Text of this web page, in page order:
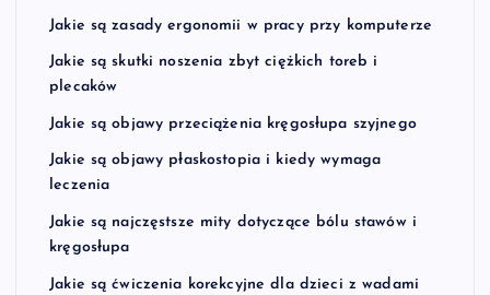
Jakie są zasady ergonomii w pracy przy komputerze
Jakie są skutki noszenia zbyt ciężkich toreb i
plecaków
Jakie są objawy przeciążenia kręgosłupa szyjnego
Jakie są objawy płaskostopia i kiedy wymaga
leczenia
Jakie są najczęstsze mity dotyczące bólu stawów i
kręgosłupa
Jakie są ćwiczenia korekcyjne dla dzieci z wadami